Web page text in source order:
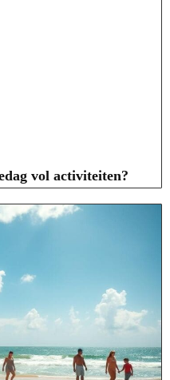
vol activiteiten?